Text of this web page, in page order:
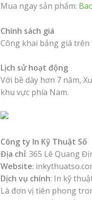
Mua ngay sản phẩm:
Chính sách giá
Công khai bảng giá
Lịch sử hoạt động
Với bề dày hơn 7 năm,
khu vực phía Nam.
Công ty In Kỹ Thuật Số
Địa chỉ: 365 Lê Quang
Website:
Dịch vụ chính: In kỹ
Là đơn vị tiên phong